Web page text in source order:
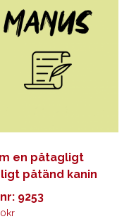
en påtagligt
påtänd kanin
9253
kr